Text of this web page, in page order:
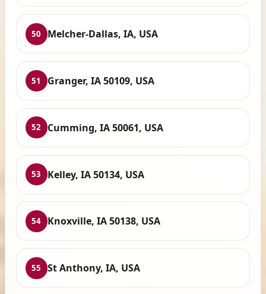
50 Melcher-Dallas, IA, USA
51 Granger, IA 50109, USA
52 Cumming, IA 50061, USA
53 Kelley, IA 50134, USA
54 Knoxville, IA 50138, USA
55 St Anthony, IA, USA